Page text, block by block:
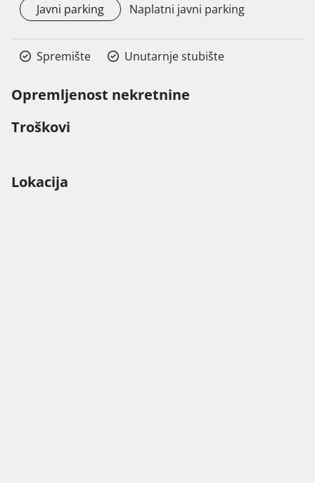
Javni parking
Naplatni javni parking
Spremište Unutarnje stubište
Opremljenost nekretnine
Troškovi
Lokacija